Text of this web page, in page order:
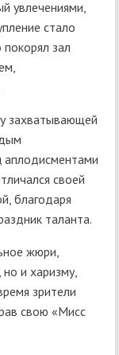
увлечениями,
стало
зал
захватывающей
аплодисментами
своей
благодаря
таланта.
жюри,
но и харизму,
зрители
свою «Мисс